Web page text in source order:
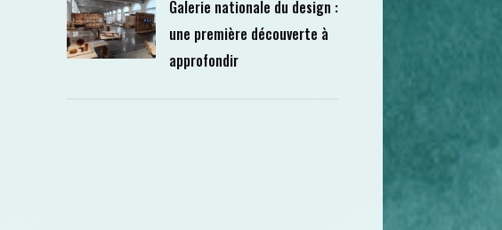
Galerie nationale du design :
une première découverte à
approfondir